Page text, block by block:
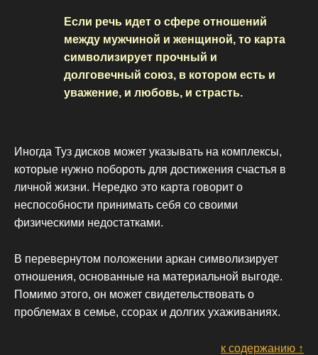
Если речь идет о сфере отношений
между мужчиной и женщиной, то карта
символизирует прочный и
долговечный союз, в котором есть и
уважение, и любовь, и страсть.
Иногда Туз дисков может указывать на комплексы,
которые нужно побороть для достижения счастья в
личной жизни. Нередко это карта говорит о
неспособности принимать себя со своими
физическими недостатками.
В перевернутом положении аркан символизирует
отношения, основанные на материальной выгоде.
Помимо этого, он может свидетельствовать о
проблемах в семье, ссорах и долгих ухаживаниях.
к содержанию ↑